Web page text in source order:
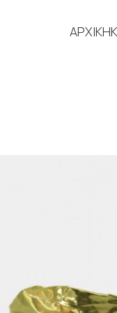
ΑΡΧΙΚΗ